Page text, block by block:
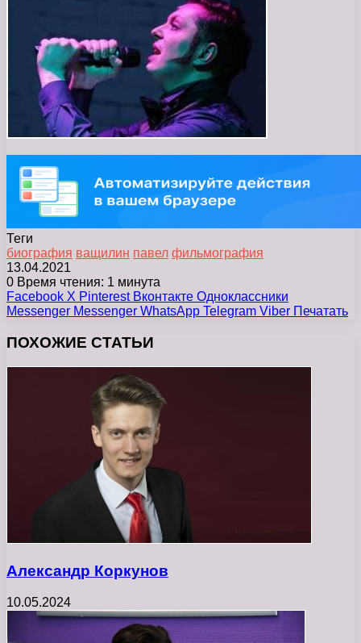
Теги
биография ващилин павел фильмография
13.04.2021
0 Время чтения: 1 минута
Facebook X Pinterest Вконтакте Одноклассники
Messenger Messenger WhatsApp Telegram Viber Печатать
ПОХОЖИЕ СТАТЬИ
Александр Коркунов
10.05.2024